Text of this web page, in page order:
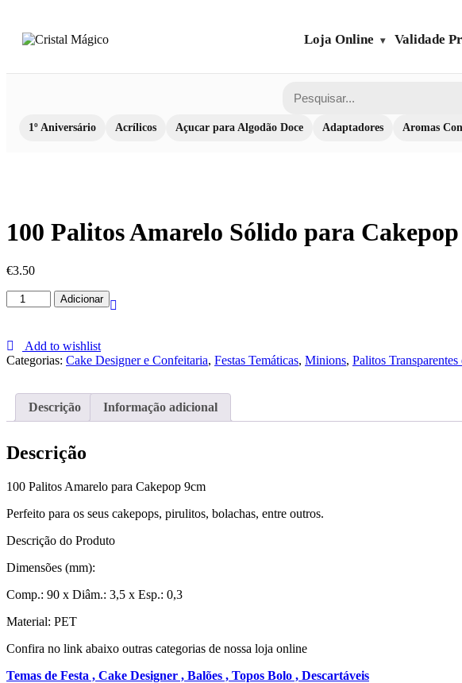
Loja Online Validade
1º Aniversário Acrílicos Açucar para Algodão Doce Adaptadores Aromas
100 Palitos Amarelo Sólido para
€3.50
Quantidade
de
Palitos
Amarelo
Sólido
Cakepop
Adicionar
Add to wishlist
Categorias: Cake Designer e Confeitaria, Festas Temáticas, Minions, Palitos Transparentes
Descrição Informação adicional
Descrição
100 Palitos Amarelo para Cakepop 9cm
Perfeito para os seus cakepops, pirulitos, bolachas, entre outros.
Descrição do Produto
Dimensões (mm):
Comp.: 90 x Diâm.: 3,5 x Esp.: 0,3
Material: PET
Confira no link abaixo outras categorias de nossa loja online
Temas de Festa , Cake Designer , Balões , Topos Bolo , Descartáveis